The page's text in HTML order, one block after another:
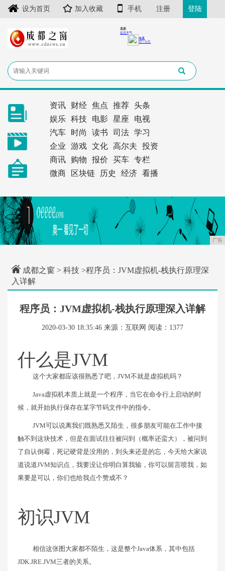
设为首页 加入收藏 手机 注册 登陆
资讯 财经 焦点 推荐
头条
娱乐
科技 电影 星座
电视
汽车
时尚 读书 司法
学习
企业
游戏 文化 高尔夫
投资
商讯
购物 报价 买车
专栏
微商
区块链 历史 经济 看播
广告
成都之窗 > 科技 >程序员：JVM虚拟机-栈执行原理深
入详解
程序员：JVM虚拟机-栈执行原理深入详解
2020-03-30 18:35:46 来源：互联网 阅读：1377
什么是JVM
这个大家都应该很熟悉了吧，JVM不就是虚拟机吗？
Java虚拟机本质上就是一个程序，当它在命令行上启动的时
候，就开始执行保存在某字节码文件中的指令。
JVM可以说离我们既熟悉又陌生，很多朋友可能在工作中接
触不到这块技术，但是在面试往往被问到（概率还蛮大），被问到
了自认倒霉，死记硬背是没用的，到头来还是的忘，今天给大家说
道说道JVM知识点，我要没让你明白算我输，你可以留言喷我，如
果要是可以，你们也给我点个赞成不？
初识JVM
相信这张图大家都不陌生，这是整个Java体系，其中包括
JDK.JRE.JVM三者的关系。